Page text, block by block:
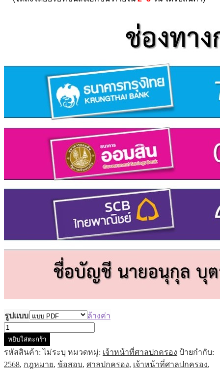
รูปแบบ
ล้างค่า
จำนวน
แนว
ข้อสอบ
เจ้า
หยิบใส่ตะกร้า
รหัสสินค้า:ไม่ระบุ หมวดหมู่: เจ้าหน้าที่ศาลปกครอง ป้ายกำกับ:
2568, กฎหมาย, ข้อสอบ, ศาลปกครอง, เจ้าหน้าที่ศาลปกครอง,